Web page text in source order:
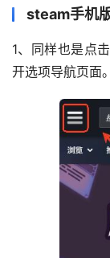
steam手机
1、同样也是点
开选项导航页面。